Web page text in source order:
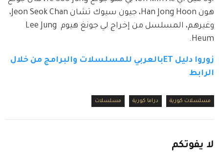
هون Han Jong Hoon، جيون سيوك تشان Jeon Seok Chan،
وغيرهم، المسلسل من إخراج لي جونغ هيوم Lee Jung
Heum.
زوروا دليل ETبالعربي للمسلسلات والبرامج من خلال
الرابط
مسلسلات كورية دراما كورية مسلسلات
لا يفوتكم